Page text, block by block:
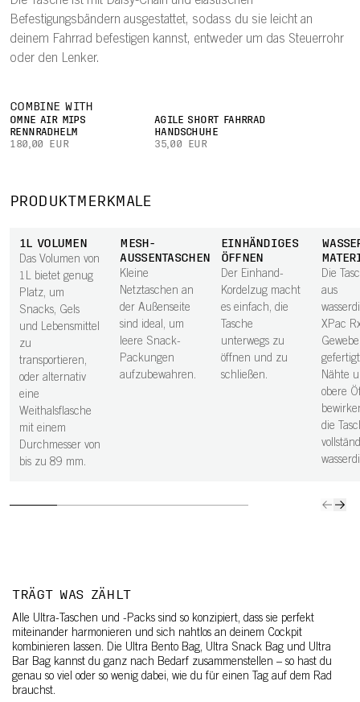
Befestigungsbändern ausgestattet, sodass du sie leicht an
deinem Fahrrad befestigen kannst, entweder um das Steuerrohr
oder den Lenker.
COMBINE WITH
OMNE AIR MIPS
RENNRADHELM
180,00 EUR
AGILE SHORT FAHRRAD
HANDSCHUHE
35,00 EUR
PRODUKTMERKMALE
1L VOLUMEN
Das Volumen von
1L bietet genug
Platz, um
Snacks, Gels
und Lebensmittel
zu
transportieren,
oder alternativ
eine
Weithalsflasche
mit einem
Durchmesser von
bis zu 89 mm.
MESH-
AUSSENTASCHEN
Kleine
Netztaschen an
der Außenseite
sind ideal, um
leere Snack-
Packungen
aufzubewahren.
EINHÄNDIGES
ÖFFNEN
Der Einhand-
Kordelzug macht
es einfach, die
Tasche
unterwegs zu
öffnen und zu
schließen.
Die
aus
XPac
Gewebe
Nähte
obere
die
TRÄGT WAS ZÄHLT
Alle Ultra-Taschen und -Packs sind so konzipiert, dass sie perfekt
miteinander harmonieren und sich nahtlos an deinem Cockpit
kombinieren lassen. Die Ultra Bento Bag, Ultra Snack Bag und Ultra
Bar Bag kannst du ganz nach Bedarf zusammenstellen – so hast du
genau so viel oder so wenig dabei, wie du für einen Tag auf dem Rad
brauchst.